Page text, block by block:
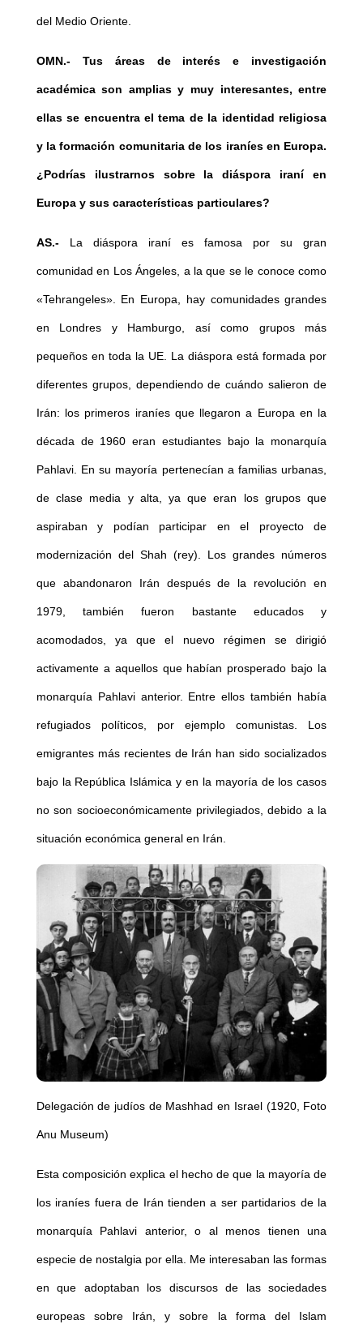
del Medio Oriente.
OMN.- Tus áreas de interés e investigación
académica son amplias y muy interesantes, entre
ellas se encuentra el tema de la identidad religiosa
y la formación comunitaria de los iraníes en Europa.
¿Podrías ilustrarnos sobre la diáspora iraní en
Europa y sus características particulares?
AS.-La diáspora iraní es famosa por su gran
comunidad en Los Ángeles, a la que se le conoce como
«Tehrangeles». En Europa, hay comunidades grandes
en Londres y Hamburgo, así como grupos más
pequeños en toda la UE. La diáspora está formada por
diferentes grupos, dependiendo de cuándo salieron de
Irán: los primeros iraníes que llegaron a Europa en la
década de 1960 eran estudiantes bajo la monarquía
Pahlavi. En su mayoría pertenecían a familias urbanas,
de clase media y alta, ya que eran los grupos que
aspiraban y podían participar en el proyecto de
modernización del Shah (rey). Los grandes números
que abandonaron Irán después de la revolución en
1979, también fueron bastante educados y
acomodados, ya que el nuevo régimen se dirigió
activamente a aquellos que habían prosperado bajo la
monarquía Pahlavi anterior. Entre ellos también había
refugiados políticos, por ejemplo comunistas. Los
emigrantes más recientes de Irán han sido socializados
bajo la República Islámica y en la mayoría de los casos
no son socioeconómicamente privilegiados, debido a la
situación económica general en Irán.
Delegación de judíos de Mashhad en Israel (1920, Foto
Anu Museum)
Esta composición explica el hecho de que la mayoría de
los iraníes fuera de Irán tienden a ser partidarios de la
monarquía Pahlavi anterior, o al menos tienen una
especie de nostalgia por ella. Me interesaban las formas
en que adoptaban los discursos de las sociedades
europeas sobre Irán, y sobre la forma del Islam